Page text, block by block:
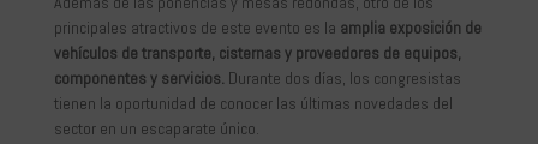
principales atractivos de este evento es la amplia exposición de
vehículos de transporte, cisternas y proveedores de equipos,
componentes y servicios. Durante dos días, los congresistas
tienen la oportunidad de conocer las últimas novedades del
sector en un escaparate único.